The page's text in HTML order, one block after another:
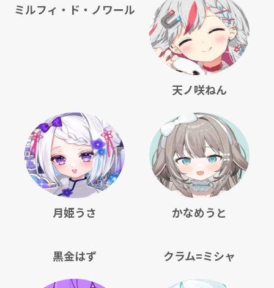
ミルフィ・ド・ノワール
天ノ咲ねん
月姫うさ かなめうと
黒金はず クラム=ミシャ